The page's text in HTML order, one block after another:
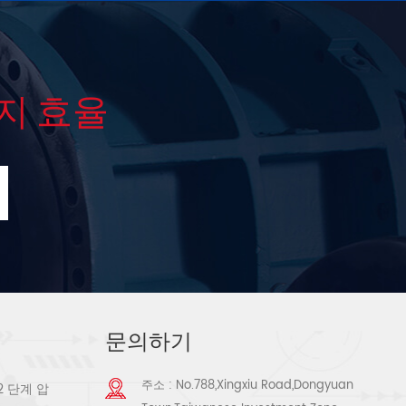
효율
단계 압
문의하기
주소 : No.788,Xingxiu Road,Dongyuan